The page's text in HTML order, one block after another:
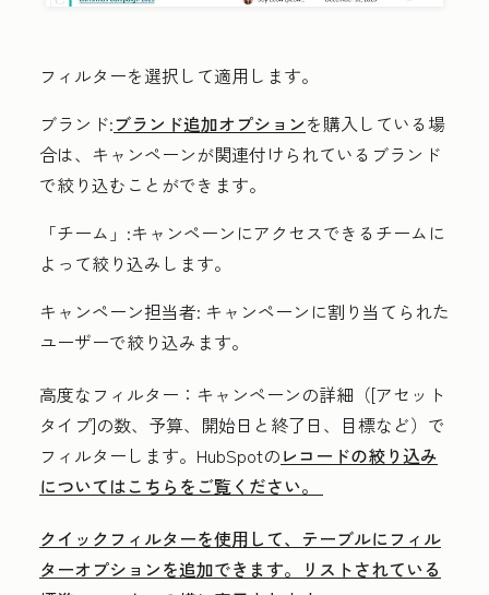
フィルターを選択して適用します。
ブランド:ブランド追加オプションを購入している場
合は、 キャンペーンが関連付けられているブランド
で絞り込むことができます。
「チーム」:キャンペーンにアクセスできるチームに
よって絞り込みします。
キャンペーン担当者: キャンペーンに割り当てられた
ユーザーで絞り込みます。
高度なフィルター： キャンペーンの詳細（[アセット
タイプ]の数、予算、開始日と終了日、目標など）で
フィルターします。HubSpotのレコードの絞り込み
についてはこちらをご覧ください。
クイックフィルターを使用して、テーブルにフィル
ターオプションを追加できます。リストされている